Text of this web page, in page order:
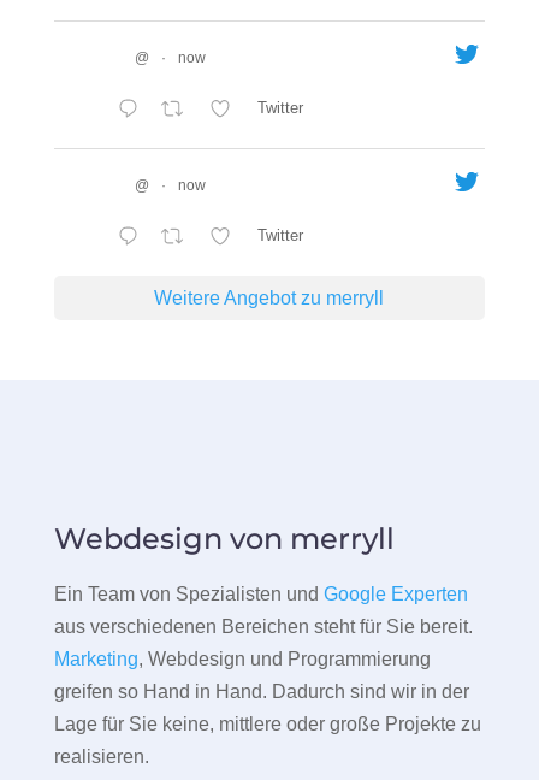
@ · now
Twitter
@ · now
Twitter
Weitere Angebot zu merryll
Webdesign von merryll
Ein Team von Spezialisten und Google Experten
aus verschiedenen Bereichen steht für Sie bereit.
Marketing, Webdesign und Programmierung
greifen so Hand in Hand. Dadurch sind wir in der
Lage für Sie keine, mittlere oder große Projekte zu
realisieren.